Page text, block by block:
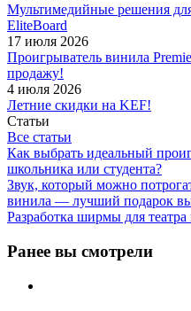
Мультимедийные решения
EliteBoard
17 июля 2026
Проигрыватель винила
продажу!
4 июля 2026
Летние скидки на KEF!
Статьи
Все статьи
Как выбрать идеальный
школьника или студента?
Звук, который можно
винила — лучший подарок
Разработка ширмы для театра
Ранее вы смотрели